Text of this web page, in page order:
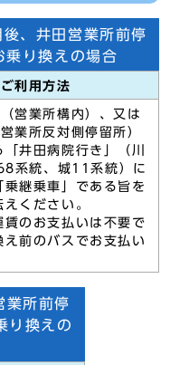
、井田営業所前停
乗り換えの場合
ご利用方法
営業所構内）、又は
業所反対側停留所）
井田病院行き」（川
系統、城11系統）に
乗継乗車」である旨を
ください。
のお支払いは不要で
前のバスでお支払い
所前停
り換えの